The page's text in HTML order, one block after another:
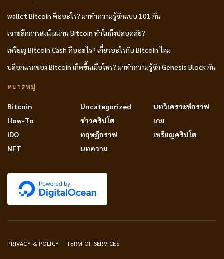
wallet Bitcoin คืออะไร? มาทำความรู้จักแบบ 101 กัน
เจาะลึกการส่งเงินผ่าน Bitcoin ทำไมถึงปลอดภัย?
เหรียญ Bitcoin Cash คืออะไร? เกี่ยวอะไรกับ Bitcoin ไหม
บล็อกแรกของ Bitcoin เกิดขึ้นเมื่อไหร่? มาทำความรู้จัก Genesis Block กัน
หมวดหมู่
Bitcoin
How-To
IDO
NFT
Uncategorized
ข่าวคริปโต
ทฤษฎีกราฟ
บทความ
บทวิเคราะห์กราฟ
เกม
เหรียญคริปโต
PRIVACY & POLICY TERM OF SERVICES